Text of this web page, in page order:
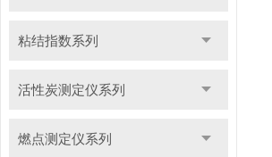
粘结指数系列
活性炭测定仪系列
燃点测定仪系列